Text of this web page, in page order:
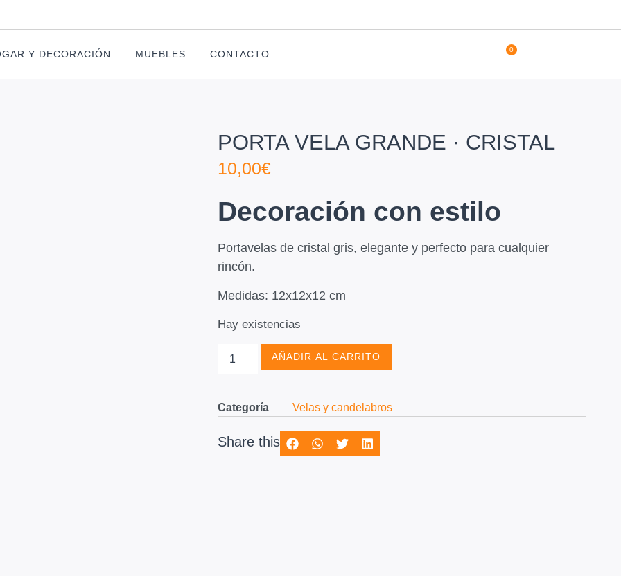
Y DECORACIÓN MUEBLES CONTACTO 0
PORTA VELA GRANDE · CRISTAL
10,00€
Decoración con estilo
Portavelas de cristal gris, elegante y perfecto para cualquier
rincón.
Medidas: 12x12x12 cm
Hay existencias
AÑADIR AL CARRITO
Categoría Velas y candelabros
Share this